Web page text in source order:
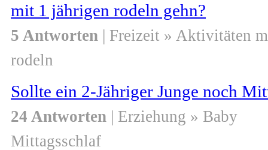
mit 1 jährigen rodeln gehn?
5 Antworten | Freizeit » Aktivitäten
rodeln
Sollte ein 2-Jähriger Junge noch
24 Antworten | Erziehung » Baby
Mittagsschlaf